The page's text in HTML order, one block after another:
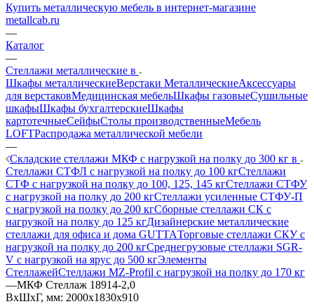
Купить металлическую мебель в интернет-магазине
metallcab.ru
—
Каталог
—
Стеллажи металлические в
Шкафы металлическиеВерстаки МеталлическиеАксессуары
для верстаковМедицинская мебельШкафы газовыеСушильные
шкафыШкафы бухгалтерскиеШкафы
картотечныеСейфыСтолы производственныеМебель
LOFTРаспродажа металлической мебели
—
Складские стеллажи МКФ с нагрузкой на полку до 300 кг в
Стеллажи СТФЛ с нагрузкой на полку до 100 кгСтеллажи
СТФ с нагрузкой на полку до 100, 125, 145 кгСтеллажи СТФУ
с нагрузкой на полку до 200 кгСтеллажи усиленные СТФУ-П
с нагрузкой на полку до 200 кгСборные стеллажи СК с
нагрузкой на полку до 125 кгДизайнерские металлические
стеллажи для офиса и дома GUTTAТорговые стеллажи СКУ с
нагрузкой на полку до 200 кгСреднегрузовые стеллажи SGR-
V с нагрузкой на ярус до 500 кгЭлементы
СтеллажейСтеллажи MZ-Profil с нагрузкой на полку до 170 кг
—МКФ Стеллаж 18914-2,0
ВхШхГ, мм: 2000x1830x910